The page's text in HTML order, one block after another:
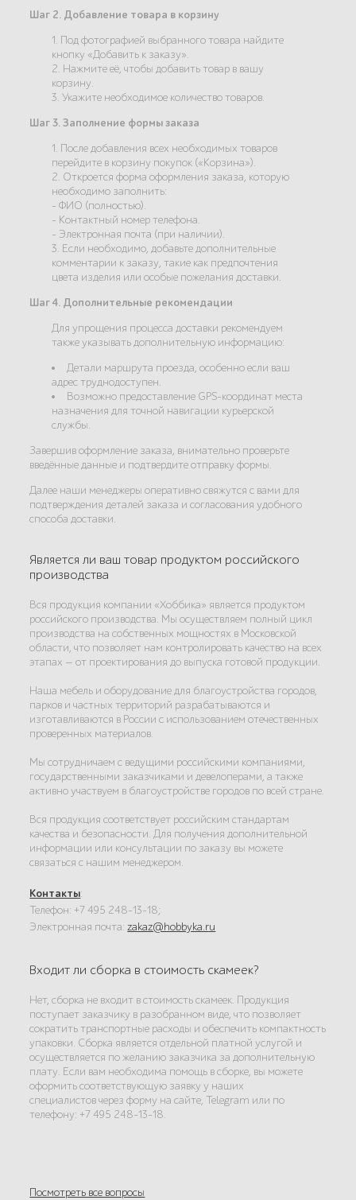
Шаг 2. Добавление товара в корзину
1. Под фотографией выбранного товара найдите
кнопку «Добавить к заказу».
2. Нажмите её, чтобы добавить товар в вашу
корзину.
3. Укажите необходимое количество товаров.
Шаг 3. Заполнение формы заказа
1. После добавления всех необходимых товаров
перейдите в корзину покупок («Корзина»).
2. Откроется форма оформления заказа, которую
необходимо заполнить:
- ФИО (полностью).
- Контактный номер телефона.
- Электронная почта (при наличии).
3. Если необходимо, добавьте дополнительные
комментарии к заказу, такие как предпочтения
цвета изделия или особые пожелания доставки.
Шаг 4. Дополнительные рекомендации
Для упрощения процесса доставки рекомендуем
также указывать дополнительную информацию:
Детали маршрута проезда, особенно если ваш
адрес труднодоступен.
Возможно предоставление GPS-координат места
назначения для точной навигации курьерской
службы.
Завершив оформление заказа, внимательно проверьте
введённые данные и подтвердите отправку формы.
Далее наши менеджеры оперативно свяжутся с вами для
подтверждения деталей заказа и согласования удобного
способа доставки.
Является ли ваш товар продуктом российского
производства
Вся продукция компании «Хоббика» является продуктом
российского производства. Мы осуществляем полный цикл
производства на собственных мощностях в Московской
области, что позволяет нам контролировать качество на всех
этапах — от проектирования до выпуска готовой продукции.
Наша мебель и оборудование для благоустройства городов,
парков и частных территорий разрабатываются и
изготавливаются в России с использованием отечественных
проверенных материалов.
Мы сотрудничаем с ведущими российскими компаниями,
государственными заказчиками и девелоперами, а также
активно участвуем в благоустройстве городов по всей стране.
Вся продукция соответствует российским стандартам
качества и безопасности. Для получения дополнительной
информации или консультации по заказу вы можете
связаться с нашим менеджером.
Контакты:
Телефон: +7 495 248-13-18;
Электронная почта:zakaz@hobbyka.ru
Входит ли сборка в стоимость скамеек?
Нет, сборка не входит в стоимость скамеек. Продукция
поступает заказчику в разобранном виде, что позволяет
сократить транспортные расходы и обеспечить компактность
упаковки. Сборка является отдельной платной услугой и
осуществляется по желанию заказчика за дополнительную
плату. Если вам необходима помощь в сборке, вы можете
оформить соответствующую заявку у наших
специалистов через форму на сайте, Telegram или по
телефону: +7 495 248-13-18.
Посмотреть все вопросы